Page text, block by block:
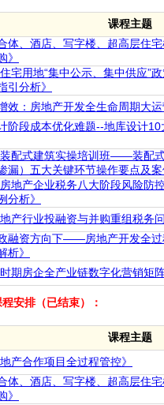
课程主题
体、酒店、写字楼、超高层住
》
住宅用地“集中公示、集中供应”
引分析》
效：房地产开发全生命周期大
阶段成本优化难题--地库设计
装配式建筑实操培训班——装配
漏）五大关键环节操作要点及
房地产企业税务八大阶段风险防
分析》
地产行业投融资与并购重组税务
政融资方向下——房地产开发全
析》
时期房企全产业链数字化营销矩
安排（已结束）：
课程主题
产合作项目全过程管控》
体、酒店、写字楼、超高层住
》